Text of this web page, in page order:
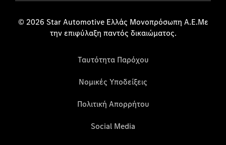
© 2026 Star Automotive Ελλάς Μονοπρόσωπη Α.Ε.Με
την επιφύλαξη παντός δικαιώματος.
Ταυτότητα Παρόχου
Νομικές Υποδείξεις
Πολιτική Απορρήτου
Social Media